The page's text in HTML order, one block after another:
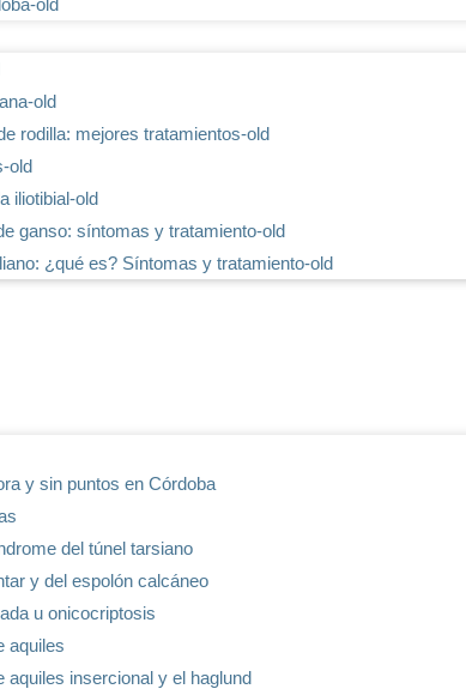
old
old
rodilla: mejores tratamientos-old
old
iliotibial-old
ganso: síntomas y tratamiento-old
¿qué es? Síntomas y tratamiento-old
y sin puntos en Córdoba
del túnel tarsiano
y del espolón calcáneo
u onicocriptosis
aquiles
aquiles insercional y el haglund